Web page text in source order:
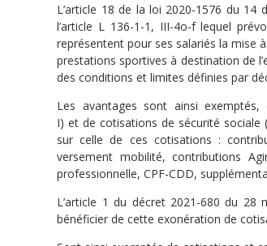
L’article 18 de la loi 2020-1576 du
l’article L 136-1-1, III-4o-f lequel
représentent pour ses salariés la mise
prestations sportives à destination de l’
des conditions et limites définies par
Les avantages sont ainsi
I) et de cotisations de sécurité sociale
sur celle de ces cotisations :
versement mobilité, contributions
professionnelle, CPF-CDD,
L’article 1 du décret 2021-680 du
bénéficier de cette exonération de